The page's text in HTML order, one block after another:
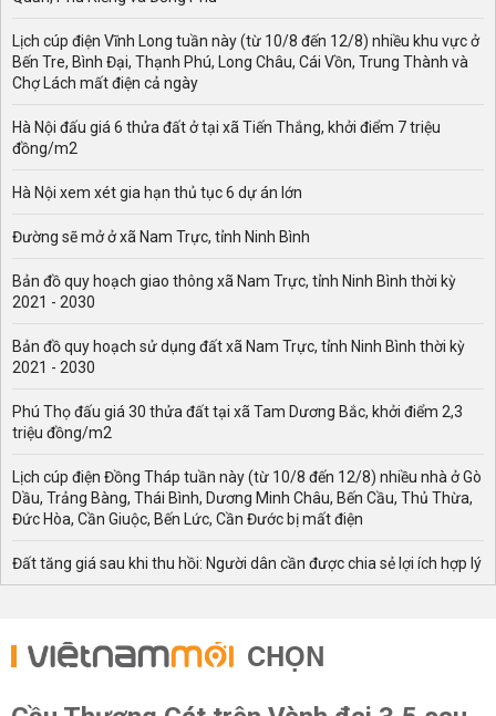
Lịch cúp điện Vĩnh Long tuần này (từ 10/8 đến 12/8) nhiều khu vực ở
Bến Tre, Bình Đại, Thạnh Phú, Long Châu, Cái Vồn, Trung Thành và
Chợ Lách mất điện cả ngày
Hà Nội đấu giá 6 thửa đất ở tại xã Tiến Thắng, khởi điểm 7 triệu
đồng/m2
Hà Nội xem xét gia hạn thủ tục 6 dự án lớn
Đường sẽ mở ở xã Nam Trực, tỉnh Ninh Bình
Bản đồ quy hoạch giao thông xã Nam Trực, tỉnh Ninh Bình thời kỳ
2021 - 2030
Bản đồ quy hoạch sử dụng đất xã Nam Trực, tỉnh Ninh Bình thời kỳ
2021 - 2030
Phú Thọ đấu giá 30 thửa đất tại xã Tam Dương Bắc, khởi điểm 2,3
triệu đồng/m2
Lịch cúp điện Đồng Tháp tuần này (từ 10/8 đến 12/8) nhiều nhà ở Gò
Dầu, Trảng Bàng, Thái Bình, Dương Minh Châu, Bến Cầu, Thủ Thừa,
Đức Hòa, Cần Giuộc, Bến Lức, Cần Đước bị mất điện
Đất tăng giá sau khi thu hồi: Người dân cần được chia sẻ lợi ích hợp lý
CHỌN